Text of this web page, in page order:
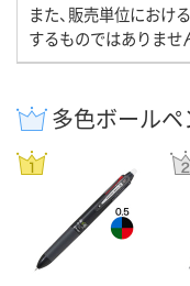
また、販売単位におけ
するものではありませ
多色ボールペ